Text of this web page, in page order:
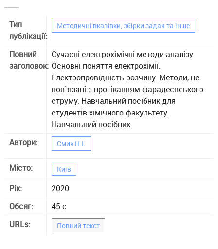
Тип
публікації:
Методичні вказівки, збірки задач та інше
Повний
заголовок:
Сучасні електрохімічні методи аналізу.
Основні поняття електрохімії.
Електропровідність розчину. Методи, не
пов`язані з протіканням фарадеєвського
струму. Навчальний посібник для
студентів хімічного факультету.
Навчальний посібник.
Автори:
Смик Н.І.
Місто: Київ
Рік:
2020
Обсяг:
45 с
URLs:
Повний текст